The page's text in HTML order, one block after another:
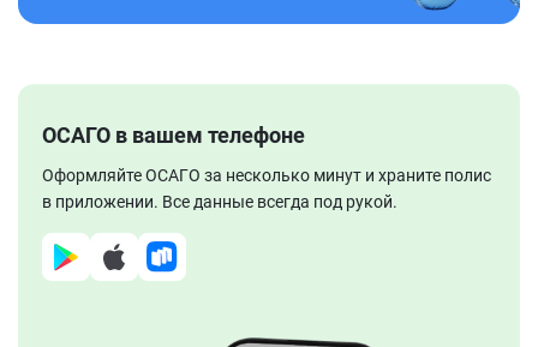
ОСАГО в вашем телефоне
Оформляйте ОСАГО за несколько минут и храните полис
в приложении. Все данные всегда под рукой.